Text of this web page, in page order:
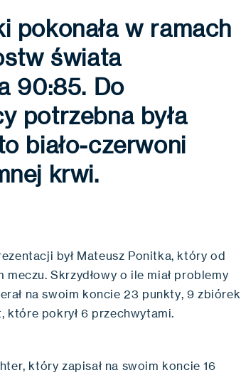
pokonała w ramach
świata
90:85. Do
potrzebna była
biało-czerwoni
krwi.
był Mateusz Ponitka, który od
Skrzydłowy o ile miał problemy
na swoim koncie 23 punkty, 9 zbiórek
które pokrył 6 przechwytami.
który zapisał na swoim koncie 16